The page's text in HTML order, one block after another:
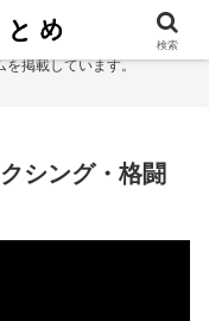
グ・キックボクシング・ボ
を掲載しています。
シング・格闘
検索